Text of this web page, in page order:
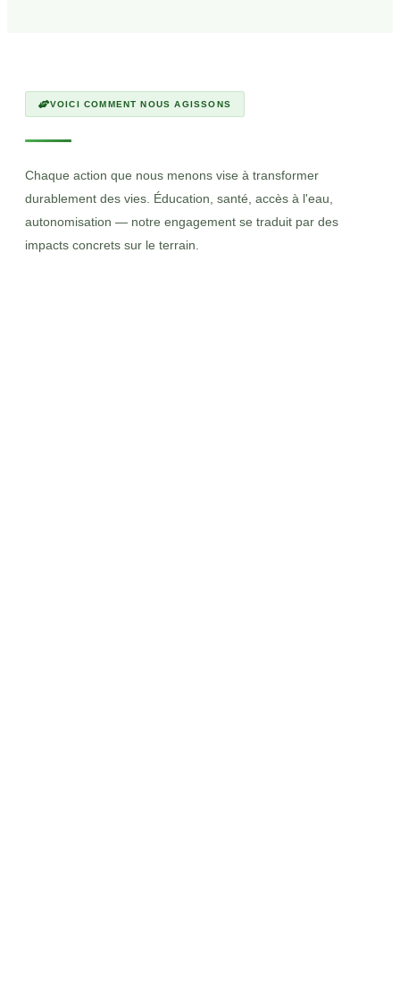
VOICI COMMENT NOUS AGISSONS
Chaque action que nous menons vise à transformer
durablement des vies. Éducation, santé, accès à l'eau,
autonomisation — notre engagement se traduit par des
impacts concrets sur le terrain.